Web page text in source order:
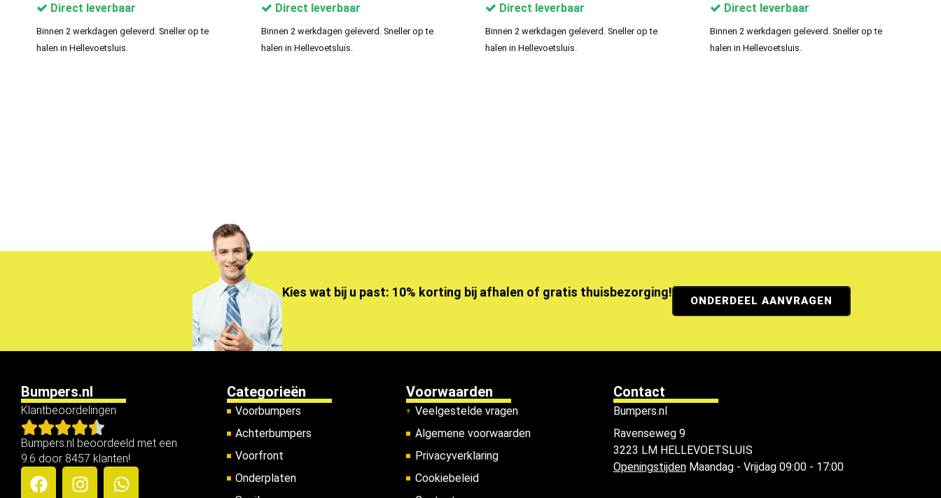
Direct leverbaar
Binnen 2 werkdagen geleverd. Sneller op te
halen in Hellevoetsluis.
Direct leverbaar
Binnen 2 werkdagen geleverd. Sneller op te
halen in Hellevoetsluis.
Direct leverbaar
Binnen 2 werkdagen geleverd. Sneller op te
halen in Hellevoetsluis.
Direct leverbaar
Binnen 2 werkdagen geleverd. Sneller op te
halen in Hellevoetsluis.
Kies wat bij u past: 10% korting bij afhalen of gratis thuisbezorging!
ONDERDEEL AANVRAGEN
Bumpers.nl
Klantbeoordelingen
Bumpers.nl beoordeeld met een
9.6 door 8457 klanten!
Categorieën
Voorbumpers
Achterbumpers
Voorfront
Onderplaten
Voorwaarden
Veelgestelde vragen
Algemene voorwaarden
Privacyverklaring
Cookiebeleid
Contact
Bumpers.nl
Ravenseweg 9
3223 LM HELLEVOETSLUIS
OpeningstijdenMaandag - Vrijdag 09:00 - 17:00